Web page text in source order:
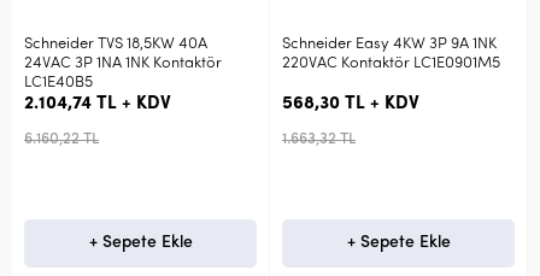
40A
Kontaktör
Schneider Easy 4KW 3P 9A 1NK
220VAC Kontaktör LC1E0901M5
568,30 TL + KDV
Schneider TeSys D
Kontak 2NA LADN20
348,44 TL + KDV